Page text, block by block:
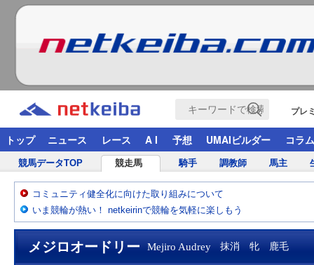
プレ
トップ ニュース レース A I 予想 UMAIビルダー コラム
競馬データTOP 競走馬 騎手 調教師 馬主
コミュニティ健全化に向けた取り組みについて
いま競輪が熱い！ netkeirinで競輪を気軽に楽しもう
メジロオードリー Mejiro Audrey 抹消 牝 鹿毛